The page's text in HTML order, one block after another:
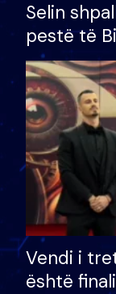
Selin
pestë të
çmimin e
Vendi i
është